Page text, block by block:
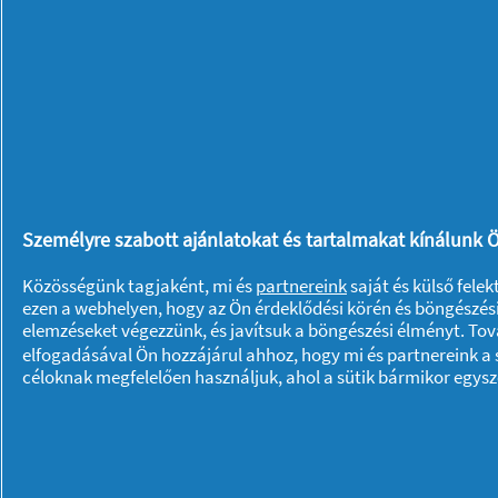
A különböző feladatokat 30 vagy 50
koncentráljunk. Sokkal
mindent csinálunk egyszerre, hiszen
Legyünk kitartóak, hiszen minden
Személyre szabott ajánlatokat és tartalmakat kínálunk
Közösségünk tagjaként, mi éspartnereinksaját és külső
ezen a webhelyen, hogy az Ön érdeklődési körén és
elemzéseket végezzünk, és javítsuk a böngészési élményt.
elfogadásával Ön hozzájárul ahhoz, hogy mi és partnereink
céloknak megfelelően használjuk, ahol a sütik bármikor